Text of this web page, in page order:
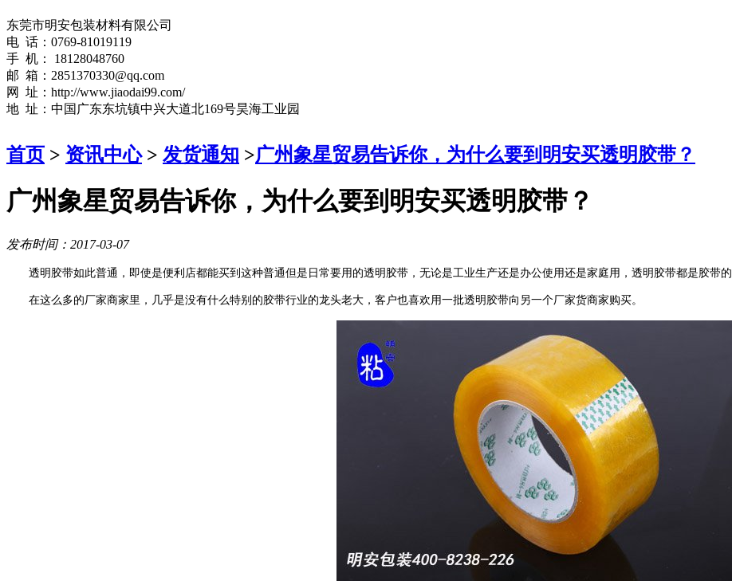
东莞市明安包装材料有限公司
电 话：0769-81019119
手 机： 18128048760
邮 箱：2851370330@qq.com
网 址：http://www.jiaodai99.com/
地 址：中国广东东坑镇中兴大道北169号昊海工业园
首页 > 资讯中心> 发货通知 >广州象星贸易告诉你，为什么要到明安买透明胶带？
广州象星贸易告诉你，为什么要到明安买透明胶带？
发布时间：2017-03-07
透明胶带如此普通，即使是便利店都能买到这种普通但是日常要用的透明胶带，无论是工业生产还是办公使用还是家庭用，透明胶带都是胶带的
在这么多的厂家商家里，几乎是没有什么特别的胶带行业的龙头老大，客户也喜欢用一批透明胶带向另一个厂家货商家购买。